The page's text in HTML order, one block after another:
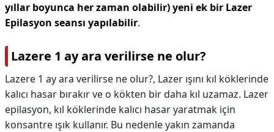
yıllar boyunca her zaman olabilir) yeni ek bir Lazer
Epilasyon seansı yapılabilir.
Lazere 1 ay ara verilirse ne olur?
Lazere 1 ay ara verilirse ne olur?, Lazer ışını kıl köklerinde
kalıcı hasar bırakır ve o kökten bir daha kıl uzamaz. Lazer
epilasyon, kıl köklerinde kalıcı hasar yaratmak için
konsantre ışık kullanır. Bu nedenle yakın zamanda